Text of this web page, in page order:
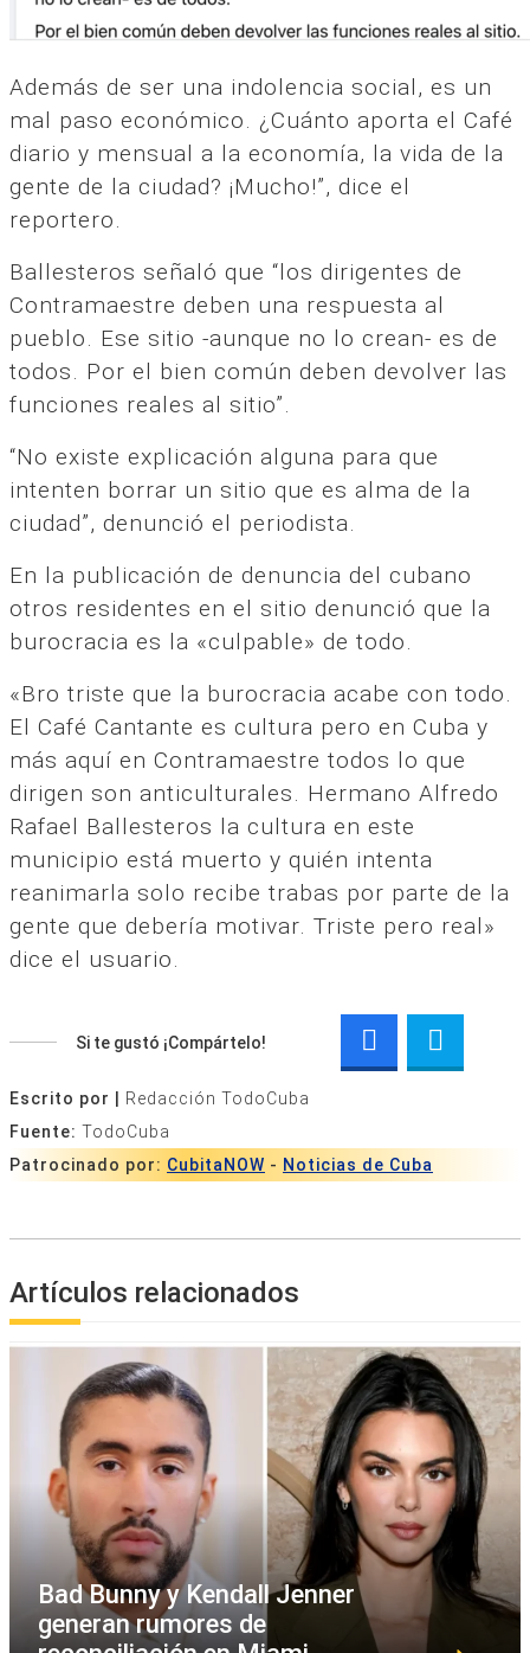
Además de ser una indolencia social, es un
mal paso económico. ¿Cuánto aporta el Café
diario y mensual a la economía, la vida de la
gente de la ciudad? ¡Mucho!”, dice el
reportero.
Ballesteros señaló que “los dirigentes de
Contramaestre deben una respuesta al
pueblo. Ese sitio -aunque no lo crean- es de
todos. Por el bien común deben devolver las
funciones reales al sitio”.
“No existe explicación alguna para que
intenten borrar un sitio que es alma de la
ciudad”, denunció el periodista.
En la publicación de denuncia del cubano
otros residentes en el sitio denunció que la
burocracia es la «culpable» de todo.
«Bro triste que la burocracia acabe con todo.
El Café Cantante es cultura pero en Cuba y
más aquí en Contramaestre todos lo que
dirigen son anticulturales. Hermano Alfredo
Rafael Ballesteros la cultura en este
municipio está muerto y quién intenta
reanimarla solo recibe trabas por parte de la
gente que debería motivar. Triste pero real»
dice el usuario.
Si te gustó ¡Compártelo!
Escrito por |
Redacción TodoCuba
Fuente: TodoCuba
Patrocinado por: CubitaNOW - Noticias de Cuba
Artículos relacionados
Bad Bunny y Kendall Jenner
generan rumores de